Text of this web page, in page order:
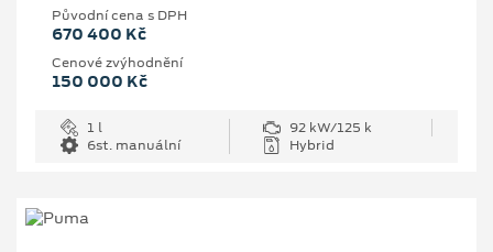
Původní cena s DPH
670 400 Kč
Cenové zvýhodnění
150 000 Kč
1 l
92 kW/125 k
6st. manuální
Hybrid